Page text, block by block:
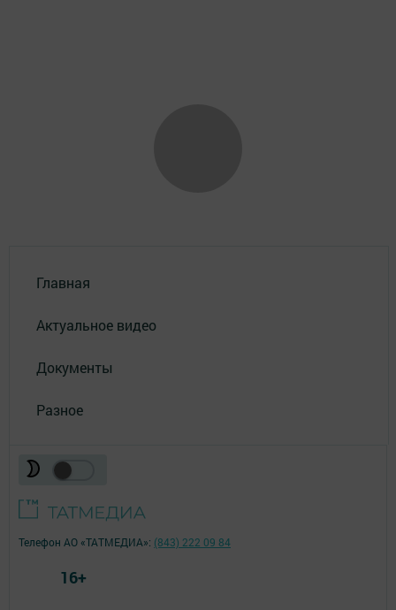
Главная
Актуальное видео
Документы
Разное
Телефон АО «ТАТМЕДИА»: (843) 222 09 84
16+